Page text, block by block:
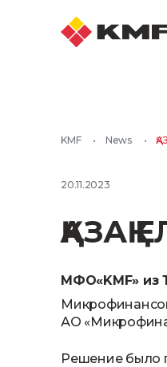
KMF • News •
20.11.2023
ҚАЗАҚ
МФО«KMF» из
АО
Решение было